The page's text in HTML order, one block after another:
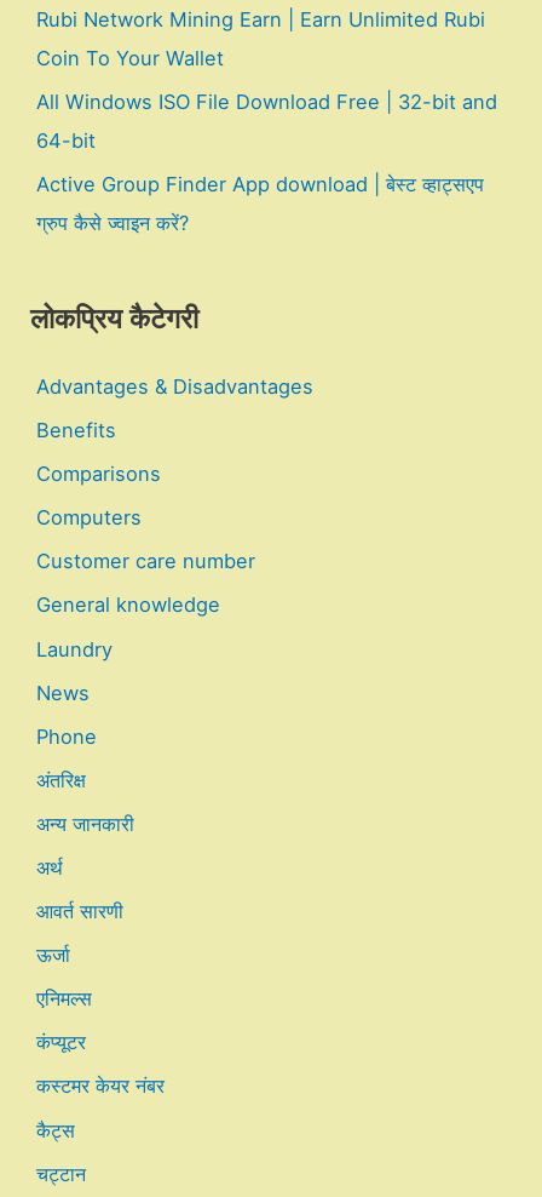
Rubi Network Mining Earn | Earn Unlimited Rubi
Coin To Your Wallet
All Windows ISO File Download Free | 32-bit and
64-bit
Active Group Finder App download | बेस्ट व्हाट्सएप
ग्रुप कैसे ज्वाइन करें?
लोकप्रिय कैटेगरी
Advantages & Disadvantages
Benefits
Comparisons
Computers
Customer care number
General knowledge
Laundry
News
Phone
अंतरिक्ष
अन्य जानकारी
अर्थ
आवर्त सारणी
ऊर्जा
एनिमल्स
कंप्यूटर
कस्टमर केयर नंबर
कैट्स
चट्टान